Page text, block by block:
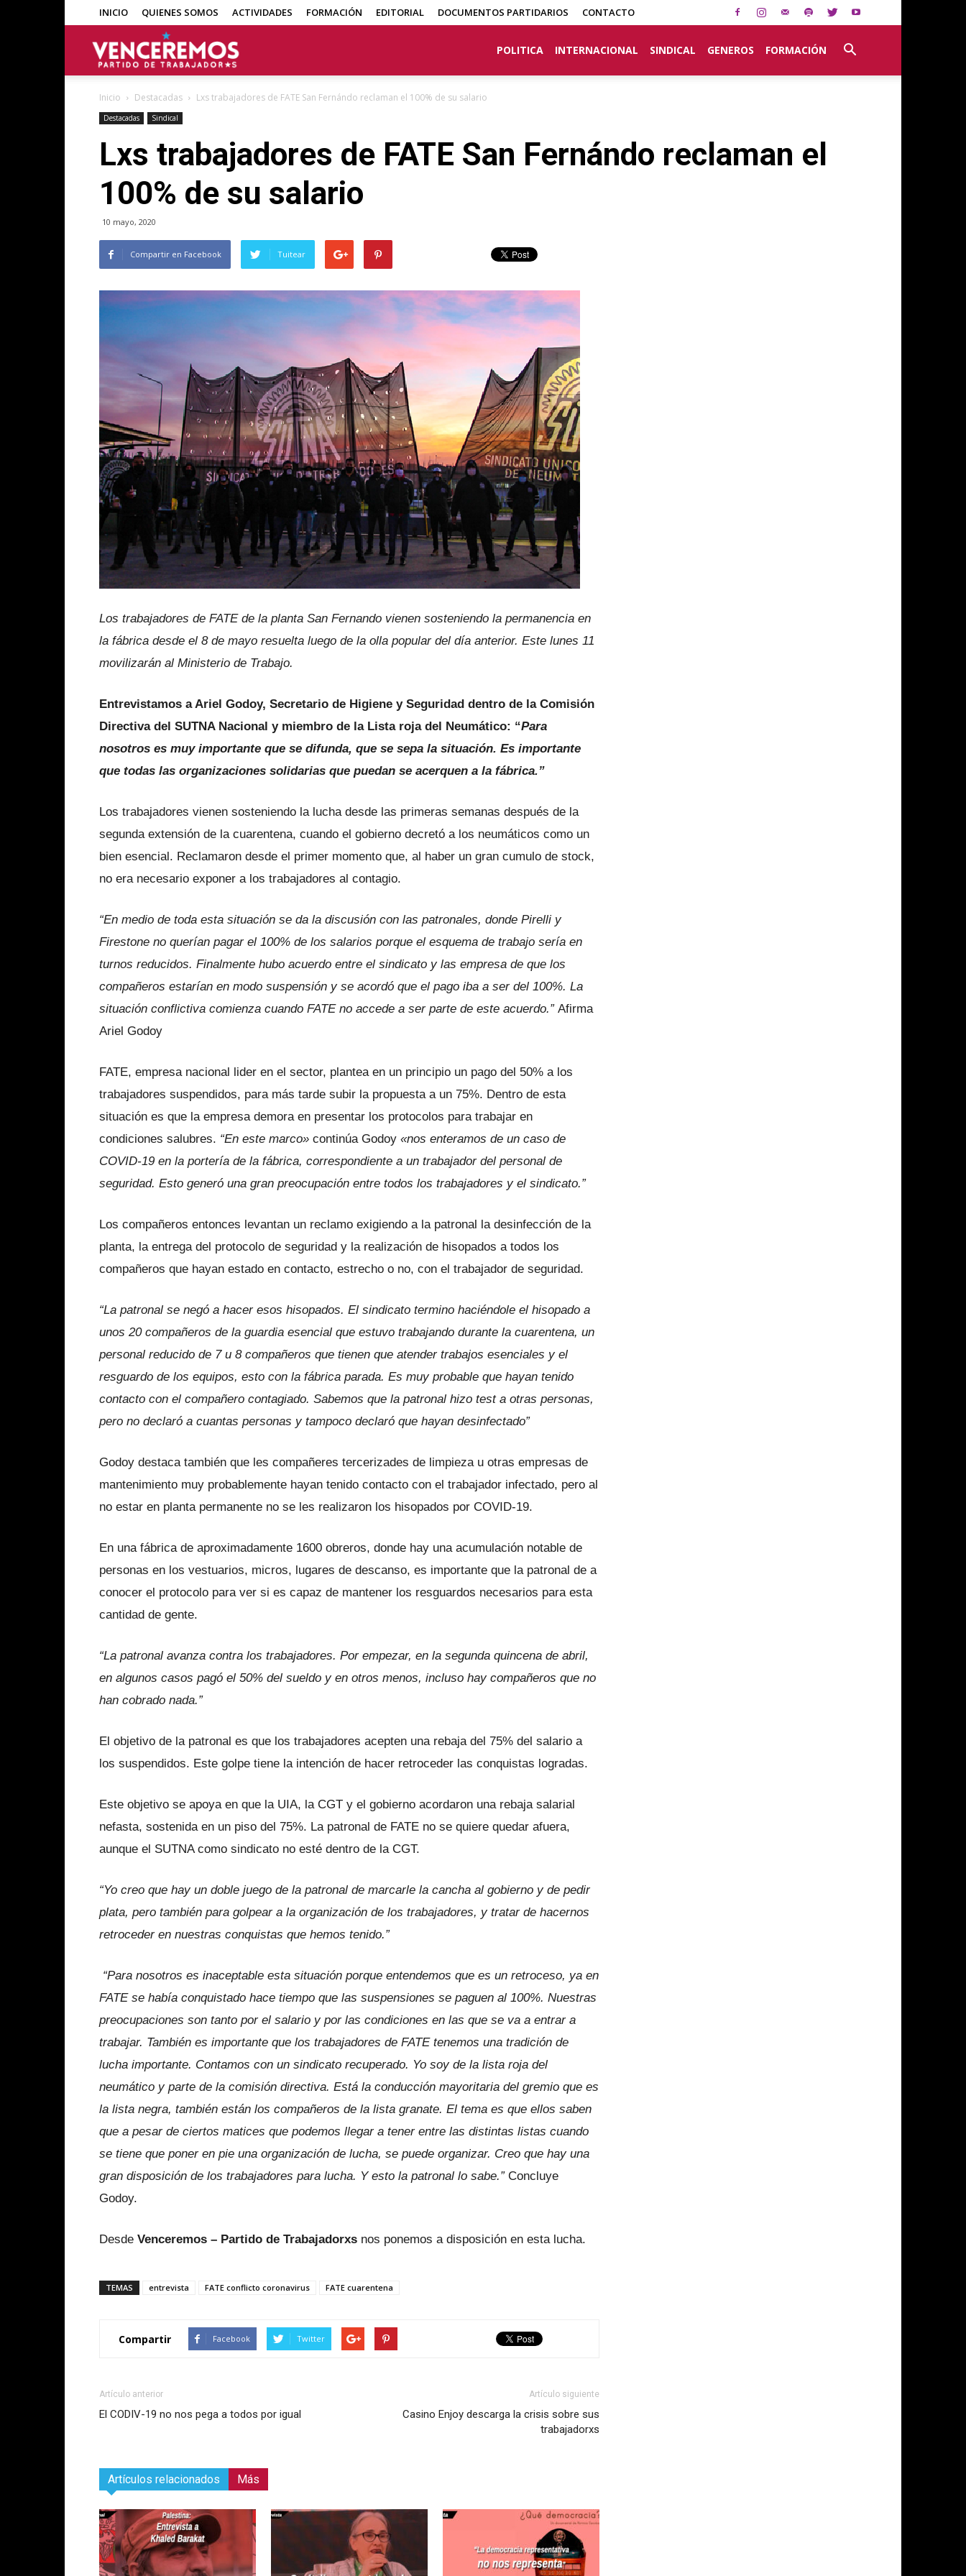
INICIO QUIENES SOMOS ACTIVIDADES FORMACIÓN EDITORIAL DOCUMENTOS PARTIDARIOS CONTACTO
POLITICA INTERNACIONAL SINDICAL GENEROS FORMACIÓN
Inicio Destacadas Lxs trabajadores de FATE San Fernándo reclaman el 100% de su salario
Destacadas Sindical
Lxs trabajadores de FATE San Fernándo reclaman el
100% de su salario
10 mayo, 2020
Compartir en Facebook Tuitear
Los trabajadores de FATE de la planta San Fernando vienen sosteniendo la permanencia en
la fábrica desde el 8 de mayo resuelta luego de la olla popular del día anterior. Este lunes 11
movilizarán al Ministerio de Trabajo.
Entrevistamos a Ariel Godoy, Secretario de Higiene y Seguridad dentro de la Comisión
Directiva del SUTNA Nacional y miembro de la Lista roja del Neumático: “Para
nosotros es muy importante que se difunda, que se sepa la situación. Es importante
que todas las organizaciones solidarias que puedan se acerquen a la fábrica.”
Los trabajadores vienen sosteniendo la lucha desde las primeras semanas después de la
segunda extensión de la cuarentena, cuando el gobierno decretó a los neumáticos como un
bien esencial. Reclamaron desde el primer momento que, al haber un gran cumulo de stock,
no era necesario exponer a los trabajadores al contagio.
“En medio de toda esta situación se da la discusión con las patronales, donde Pirelli y
Firestone no querían pagar el 100% de los salarios porque el esquema de trabajo sería en
turnos reducidos. Finalmente hubo acuerdo entre el sindicato y las empresa de que los
compañeros estarían en modo suspensión y se acordó que el pago iba a ser del 100%. La
situación conflictiva comienza cuando FATE no accede a ser parte de este acuerdo.” Afirma
Ariel Godoy
FATE, empresa nacional lider en el sector, plantea en un principio un pago del 50% a los
trabajadores suspendidos, para más tarde subir la propuesta a un 75%. Dentro de esta
situación es que la empresa demora en presentar los protocolos para trabajar en
condiciones salubres. “En este marco» continúa Godoy «nos enteramos de un caso de
COVID-19 en la portería de la fábrica, correspondiente a un trabajador del personal de
seguridad. Esto generó una gran preocupación entre todos los trabajadores y el sindicato.”
Los compañeros entonces levantan un reclamo exigiendo a la patronal la desinfección de la
planta, la entrega del protocolo de seguridad y la realización de hisopados a todos los
compañeros que hayan estado en contacto, estrecho o no, con el trabajador de seguridad.
“La patronal se negó a hacer esos hisopados. El sindicato termino haciéndole el hisopado a
unos 20 compañeros de la guardia esencial que estuvo trabajando durante la cuarentena, un
personal reducido de 7 u 8 compañeros que tienen que atender trabajos esenciales y el
resguardo de los equipos, esto con la fábrica parada. Es muy probable que hayan tenido
contacto con el compañero contagiado. Sabemos que la patronal hizo test a otras personas,
pero no declaró a cuantas personas y tampoco declaró que hayan desinfectado”
Godoy destaca también que les compañeres tercerizades de limpieza u otras empresas de
mantenimiento muy probablemente hayan tenido contacto con el trabajador infectado, pero al
no estar en planta permanente no se les realizaron los hisopados por COVID-19.
En una fábrica de aproximadamente 1600 obreros, donde hay una acumulación notable de
personas en los vestuarios, micros, lugares de descanso, es importante que la patronal de a
conocer el protocolo para ver si es capaz de mantener los resguardos necesarios para esta
cantidad de gente.
“La patronal avanza contra los trabajadores. Por empezar, en la segunda quincena de abril,
en algunos casos pagó el 50% del sueldo y en otros menos, incluso hay compañeros que no
han cobrado nada.”
El objetivo de la patronal es que los trabajadores acepten una rebaja del 75% del salario a
los suspendidos. Este golpe tiene la intención de hacer retroceder las conquistas logradas.
Este objetivo se apoya en que la UIA, la CGT y el gobierno acordaron una rebaja salarial
nefasta, sostenida en un piso del 75%. La patronal de FATE no se quiere quedar afuera,
aunque el SUTNA como sindicato no esté dentro de la CGT.
“Yo creo que hay un doble juego de la patronal de marcarle la cancha al gobierno y de pedir
plata, pero también para golpear a la organización de los trabajadores, y tratar de hacernos
retroceder en nuestras conquistas que hemos tenido.”
“Para nosotros es inaceptable esta situación porque entendemos que es un retroceso, ya en
FATE se había conquistado hace tiempo que las suspensiones se paguen al 100%. Nuestras
preocupaciones son tanto por el salario y por las condiciones en las que se va a entrar a
trabajar. También es importante que los trabajadores de FATE tenemos una tradición de
lucha importante. Contamos con un sindicato recuperado. Yo soy de la lista roja del
neumático y parte de la comisión directiva. Está la conducción mayoritaria del gremio que es
la lista negra, también están los compañeros de la lista granate. El tema es que ellos saben
que a pesar de ciertos matices que podemos llegar a tener entre las distintas listas cuando
se tiene que poner en pie una organización de lucha, se puede organizar. Creo que hay una
gran disposición de los trabajadores para lucha. Y esto la patronal lo sabe.” Concluye
Godoy.
Desde Venceremos – Partido de Trabajadorxs nos ponemos a disposición en esta lucha.
TEMAS entrevista FATE conflicto coronavirus FATE cuarentena
Compartir Facebook Twitter
Artículo anterior
El CODIV-19 no nos pega a todos por igual
Artículo siguiente
Casino Enjoy descarga la crisis sobre sus
trabajadorxs
Artículos relacionados Más